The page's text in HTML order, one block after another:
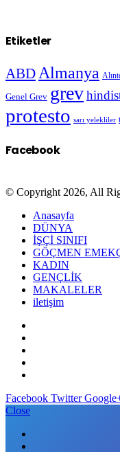
Etiketler
ABD Almanya
Genel Grev grev
protesto sarı yelekliler
Facebook
© Copyright 2026, All
Anasayfa
DÜNYA
İŞÇİ SINIFI
GÖÇMEN
KADIN
GENÇLİK
MAKALELER
iletişim
Facebook Twitter
Close